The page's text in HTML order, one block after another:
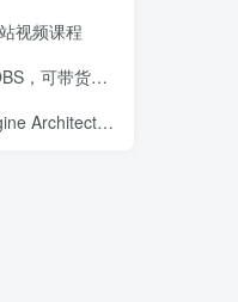
视频课程
礼物（附全套软件）
文pdf_游戏开发教程